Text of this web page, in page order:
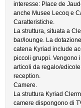
interesse: Place de
anche Musee Lecoq e
Caratteristiche.
La struttura, situata a
bar/lounge. La
catena Kyriad include
piccoli gruppi. Vengono
articoli da regalo/
reception.
Camere.
La struttura Kyriad
camere dispongono di